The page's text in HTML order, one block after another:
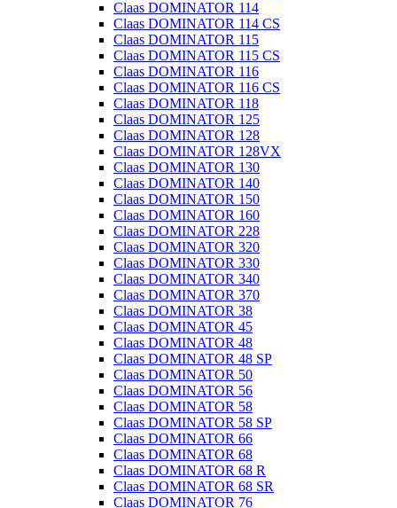
Claas DOMINATOR 114
Claas DOMINATOR 114 CS
Claas DOMINATOR 115
Claas DOMINATOR 115 CS
Claas DOMINATOR 116
Claas DOMINATOR 116 CS
Claas DOMINATOR 118
Claas DOMINATOR 125
Claas DOMINATOR 128
Claas DOMINATOR 128VX
Claas DOMINATOR 130
Claas DOMINATOR 140
Claas DOMINATOR 150
Claas DOMINATOR 160
Claas DOMINATOR 228
Claas DOMINATOR 320
Claas DOMINATOR 330
Claas DOMINATOR 340
Claas DOMINATOR 370
Claas DOMINATOR 38
Claas DOMINATOR 45
Claas DOMINATOR 48
Claas DOMINATOR 48 SP
Claas DOMINATOR 50
Claas DOMINATOR 56
Claas DOMINATOR 58
Claas DOMINATOR 58 SP
Claas DOMINATOR 66
Claas DOMINATOR 68
Claas DOMINATOR 68 R
Claas DOMINATOR 68 SR
Claas DOMINATOR 76